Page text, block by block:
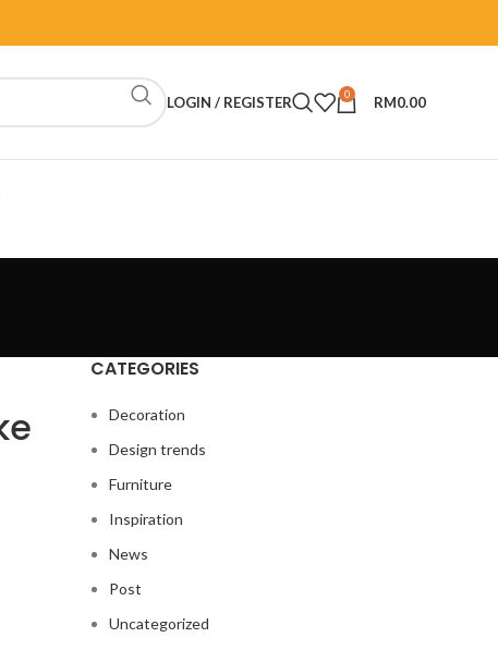
LOGIN / REGISTER 0 RM0.00
CATEGORIES
Decoration
Design trends
Furniture
Inspiration
News
Post
Uncategorized